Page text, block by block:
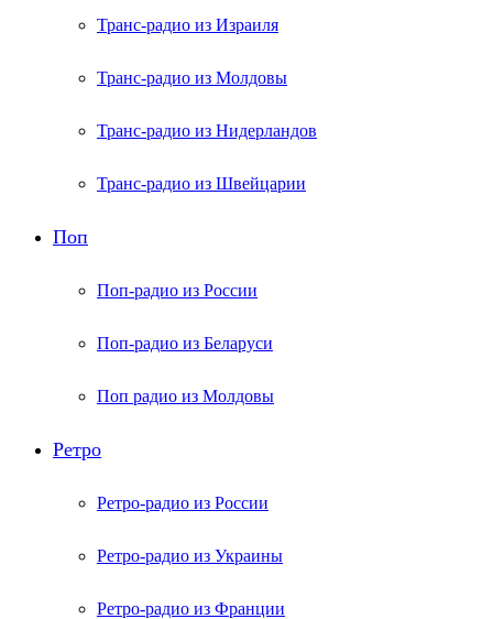
Транс-радио из Израиля
Транс-радио из Молдовы
Транс-радио из Нидерландов
Транс-радио из Швейцарии
Поп
Поп-радио из России
Поп-радио из Беларуси
Поп радио из Молдовы
Ретро
Ретро-радио из России
Ретро-радио из Украины
Ретро-радио из Франции